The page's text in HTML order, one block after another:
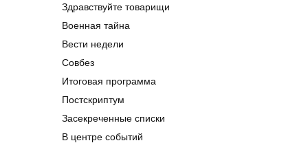
Здравствуйте товарищи
Военная тайна
Вести недели
Совбез
Итоговая программа
Постскриптум
Засекреченные списки
В центре событий